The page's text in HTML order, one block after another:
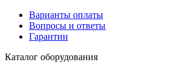
Варианты оплаты
Вопросы и ответы
Гарантии
Каталог оборудования